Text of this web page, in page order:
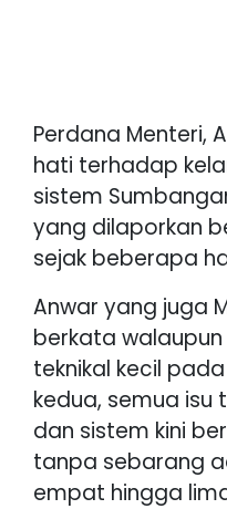
Perdana Menteri,
hati terhadap
sistem
yang dilaporkan
sejak beberapa
Anwar yang juga
berkata
teknikal kecil
kedua, semua
dan sistem kini
tanpa sebarang
empat hingga